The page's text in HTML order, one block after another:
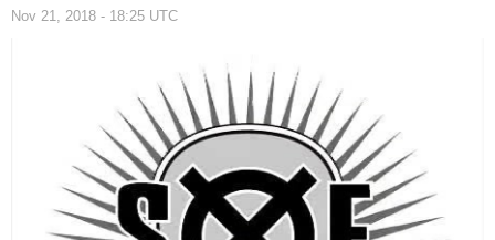
Nov 21, 2018 - 18:25 UTC